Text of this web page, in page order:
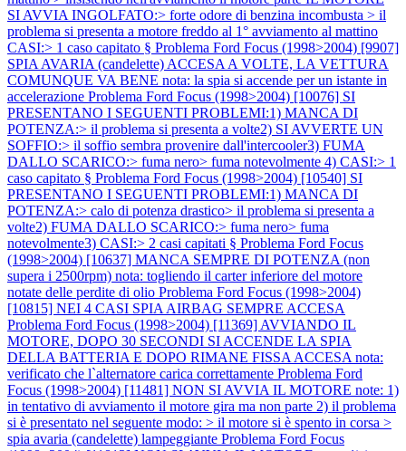
SI AVVIA INGOLFATO:> forte odore di benzina incombusta > il
problema si presenta a motore freddo al 1° avviamento al mattino
CASI:> 1 caso capitato § Problema Ford Focus (1998>2004) [9907]
SPIA AVARIA (candelette) ACCESA A VOLTE, LA VETTURA
COMUNQUE VA BENE nota: la spia si accende per un istante in
accelerazione Problema Ford Focus (1998>2004) [10076] SI
PRESENTANO I SEGUENTI PROBLEMI:1) MANCA DI
POTENZA:> il problema si presenta a volte2) SI AVVERTE UN
SOFFIO:> il soffio sembra provenire dall'intercooler3) FUMA
DALLO SCARICO:> fuma nero> fuma notevolmente 4) CASI:> 1
caso capitato § Problema Ford Focus (1998>2004) [10540] SI
PRESENTANO I SEGUENTI PROBLEMI:1) MANCA DI
POTENZA:> calo di potenza drastico> il problema si presenta a
volte2) FUMA DALLO SCARICO:> fuma nero> fuma
notevolmente3) CASI:> 2 casi capitati § Problema Ford Focus
(1998>2004) [10637] MANCA SEMPRE DI POTENZA (non
supera i 2500rpm) nota: togliendo il carter inferiore del motore
notate delle perdite di olio Problema Ford Focus (1998>2004)
[10815] NEI 4 CASI SPIA AIRBAG SEMPRE ACCESA
Problema Ford Focus (1998>2004) [11369] AVVIANDO IL
MOTORE, DOPO 30 SECONDI SI ACCENDE LA SPIA
DELLA BATTERIA E DOPO RIMANE FISSA ACCESA nota:
verificato che l`alternatore carica correttamente Problema Ford
Focus (1998>2004) [11481] NON SI AVVIA IL MOTORE note: 1)
in tentativo di avviamento il motore gira ma non parte 2) il problema
si è presentato nel seguente modo: > il motore si è spento in corsa >
spia avaria (candelette) lampeggiante Problema Ford Focus